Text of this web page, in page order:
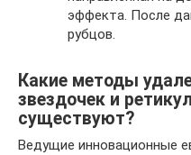
эффекта. После
рубцов.
Какие методы
звездочек и
существуют?
Ведущие инновационные